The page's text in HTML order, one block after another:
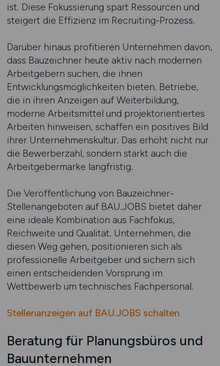
ist. Diese Fokussierung spart Ressourcen und
steigert die Effizienz im Recruiting-Prozess.
Darüber hinaus profitieren Unternehmen davon,
dass Bauzeichner heute aktiv nach modernen
Arbeitgebern suchen, die ihnen
Entwicklungsmöglichkeiten bieten. Betriebe,
die in ihren Anzeigen auf Weiterbildung,
moderne Arbeitsmittel und projektorientiertes
Arbeiten hinweisen, schaffen ein positives Bild
ihrer Unternehmenskultur. Das erhöht nicht nur
die Bewerberzahl, sondern stärkt auch die
Arbeitgebermarke langfristig.
Die Veröffentlichung von Bauzeichner-
Stellenangeboten auf BAU.JOBS bietet daher
eine ideale Kombination aus Fachfokus,
Reichweite und Qualität. Unternehmen, die
diesen Weg gehen, positionieren sich als
professionelle Arbeitgeber und sichern sich
einen entscheidenden Vorsprung im
Wettbewerb um technisches Fachpersonal.
Stellenanzeigen auf BAU.JOBS schalten
Beratung für Planungsbüros und
Bauunternehmen